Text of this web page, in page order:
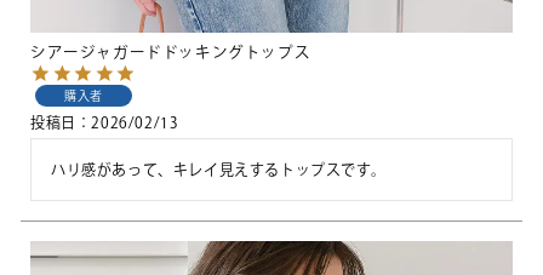
シアージャガードドッキングトップス
購入者
投稿日 2026/02/13
ハリ感があって、キレイ見えするトップスです。